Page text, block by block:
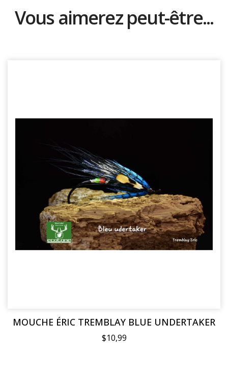
Vous aimerez peut-être...
MOUCHE ÉRIC TREMBLAY BLUE UNDERTAKER
$10,99